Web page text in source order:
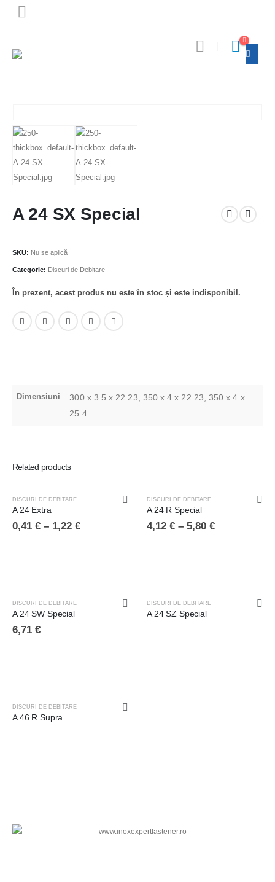
A 24 SX Special
SKU: Nu se aplică
Categorie: Discuri de Debitare
În prezent, acest produs nu este în stoc și este indisponibil.
Dimensiuni
300 x 3.5 x 22.23, 350 x 4 x 22.23, 350 x 4 x
25.4
Related products
DISCURI DE DEBITARE
A 24 Extra
0,41 € – 1,22 €
DISCURI DE DEBITARE
A 24 R Special
4,12 € – 5,80 €
DISCURI DE DEBITARE
A 24 SW Special
6,71 €
DISCURI DE DEBITARE
A 24 SZ Special
DISCURI DE DEBITARE
A 46 R Supra